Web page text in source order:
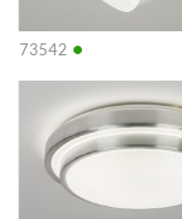
73542 •
Info